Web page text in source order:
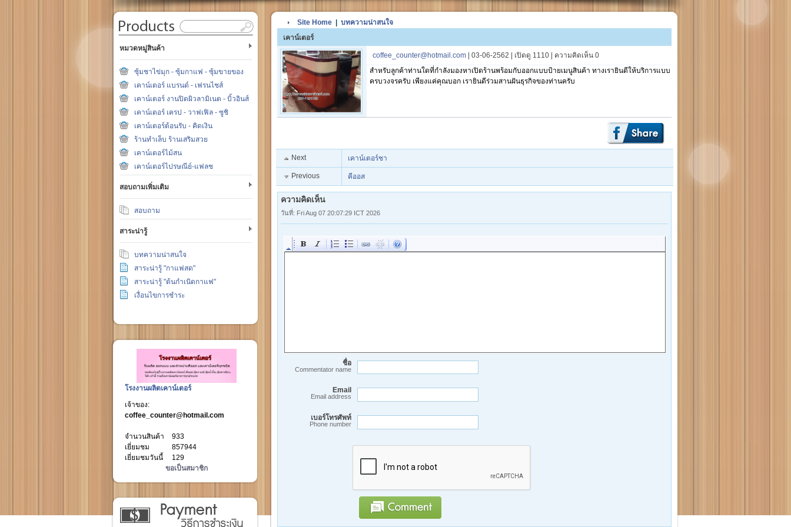
หมวดหมู่สินค้า
ซุ้มชาไข่มุก - ซุ้มกาแฟ - ซุ้มขายของ
เคาน์เตอร์ แบรนด์ - เฟรนไชส์
เคาน์เตอร์ งานปิดผิวลามิเนต - บิ้วอินส์
เคาน์เตอร์ เครป - วาฟเฟิล - ซูชิ
เคาน์เตอร์ต้อนรับ - คิดเงิน
ร้านทำเล็บ ร้านเสริมสวย
เคาน์เตอร์ไม้สน
เคาน์เตอร์ไปรษณีย์-แฟลช
สอบถามเพิ่มเติม
สอบถาม
สาระน่ารู้
บทความน่าสนใจ
สาระน่ารู้ "กาแฟสด"
สาระน่ารู้ "ต้นกำเนิดกาแฟ"
เงื่อนไขการชำระ
โรงงานผลิตเคาน์เตอร์
เจ้าของ:
coffee_counter@hotmail.com
จำนวนสินค้า
933
เยี่ยมชม
857944
เยี่ยมชมวันนี้
129
ขอเป็นสมาชิก
Site Home| บทความน่าสนใจ
เคาน์เตอร์
coffee_counter@hotmail.com | 03-06-2562 | เปิดดู 1110 | ความคิดเห็น 0
สำหรับลูกค้าท่านใดที่กำลังมองหาเปิดร้านพร้อมกับออกแบบป้ายเมนูสินค้า ทางเรายินดีให้บริการแบบ
ครบวงจรครับ เพียงแค่คุณบอก เรายินดีร่วมสานฝันธุรกิจของท่านครับ
Next เคาน์เตอร์ชา
Previous คีออส
ความคิดเห็น
วันที่: Fri Aug 07 20:07:29 ICT 2026
ชื่อ
Commentator name
Email
Email address
เบอร์โทรศัพท์
Phone number